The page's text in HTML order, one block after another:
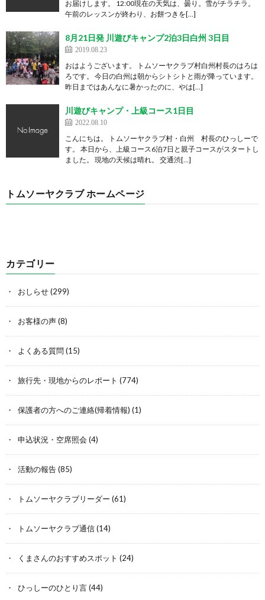
お届けします。 12:00現在の天気は、曇り。雪がチラチラ。
午前のレッスンが終わり、お餅つきを[…]
8月21日発 川遊びキャンプ2泊3日白州 3日目
2019.08.23
おはようございます。 トムソーヤクラブ村白州村長のはろは
ろです。 今日の白州は朝からシトシトと雨が降っています。
昨日まではあんなに暑かったのに、やは[…]
川遊びキャンプ・上級コース1日目
2022.08.10
こんにちは。 トムソーヤクラブ村・白州 村長のひっしーで
す。 本日から、上級コース6泊7日と親子コースがスタートし
ました。 現地の天候は晴れ。 交通渋[…]
トムソーヤクラブ ホームページ
カテゴリー
おしらせ(299)
お客様の声(8)
よくある質問 (15)
旅行先・現地からのレポート (774)
保護者の方へのご連絡(帰着情報) (1)
申込状況・空席照会 (4)
活動の報告(85)
トムソーヤクラブリーダー (61)
トムソーヤクラブ通信(14)
くまさんのおすすめスポット (24)
ひっしーのひとり言(44)